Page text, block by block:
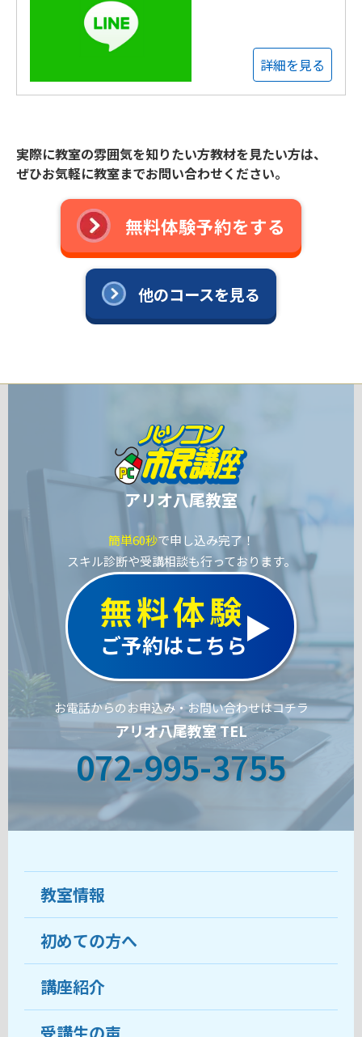
詳細を見る
実際に教室の雰囲気を知りたい方教材を見たい方は、
ぜひお気軽に教室までお問い合わせください。
無料体験予約をする
他のコースを見る
アリオ八尾教室
簡単60秒で申し込み完了！
スキル診断や受講相談も行っております。
無料体験
ご予約はこちら
お電話からのお申込み・お問い合わせはコチラ
アリオ八尾教室 TEL
072-995-3755
教室情報
教室について
受講生の声
おすすめ・人気の講座
初めての方へ
ココがおすすめ
料金
講座紹介